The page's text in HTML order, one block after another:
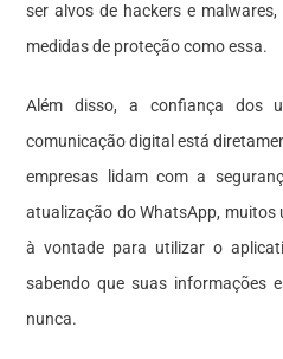
ser alvos de hackers e
medidas de proteção como essa.
Além disso, a confiança dos
comunicação digital está
empresas lidam com a
atualização do WhatsApp, muitos
à vontade para utilizar o
sabendo que suas informações
nunca.